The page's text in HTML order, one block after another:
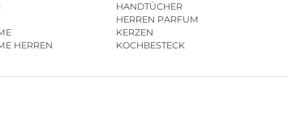
HERREN
HANDTÜCHER
HERREN PARFUM
KERZEN
KOCHBESTECK